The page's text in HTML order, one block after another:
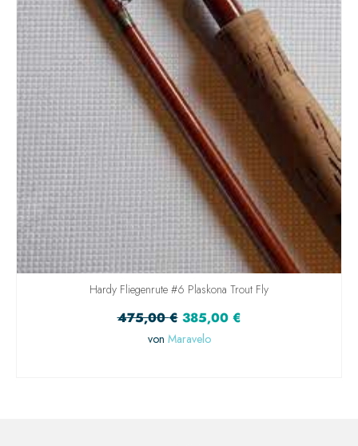
Hardy Fliegenrute #6 Plaskona Trout Fly
475,00€ 385,00 €
von Maravelo